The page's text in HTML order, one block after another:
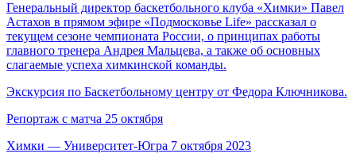
Генеральный директор баскетбольного клуба «Химки» Павел
Астахов в прямом эфире «Подмосковье Life» рассказал о
текущем сезоне чемпионата России, о принципах работы
главного тренера Андрея Мальцева, а также об основных
слагаемые успеха химкинской команды.
Экскурсия по Баскетбольному центру от Федора Ключникова.
Репортаж с матча 25 октября
Химки — Университет-Югра 7 октября 2023